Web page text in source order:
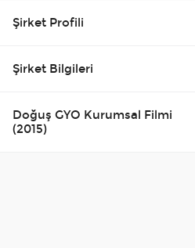
Şirket Profili
Şirket Bilgileri
Doğuş GYO Kurumsal Filmi
(2015)